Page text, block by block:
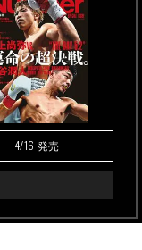
4/16 発売